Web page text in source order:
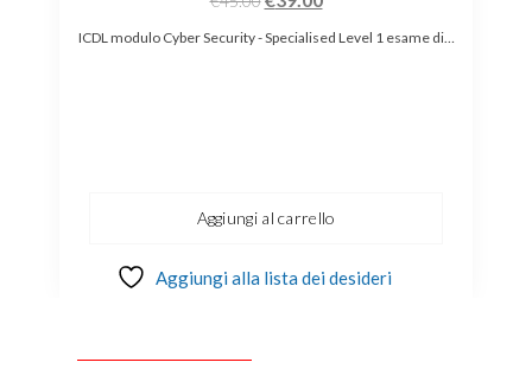
ICDL modulo Cyber Security - Specialised Level 1 esame di…
Aggiungi al carrello
Aggiungi alla lista dei desideri